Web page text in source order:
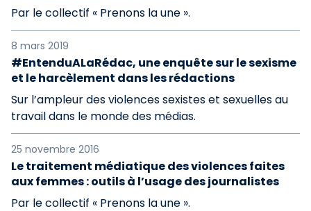
Par le collectif « Prenons la une ».
8 mars 2019
#EntenduALaRédac, une enquête sur le sexisme
et le harcèlement dans les rédactions
Sur l’ampleur des violences sexistes et sexuelles au
travail dans le monde des médias.
25 novembre 2016
Le traitement médiatique des violences faites
aux femmes : outils à l’usage des journalistes
Par le collectif « Prenons la une ».